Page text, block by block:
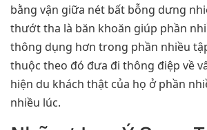
bằng vận giữa nét bất bỗng dưng
thướt tha là băn khoăn giúp phần
thông dụng hơn trong phần nhiều
thuộc theo đó đưa đi thông điệp về
hiện du khách thật của họ ở phần
nhiều lúc.